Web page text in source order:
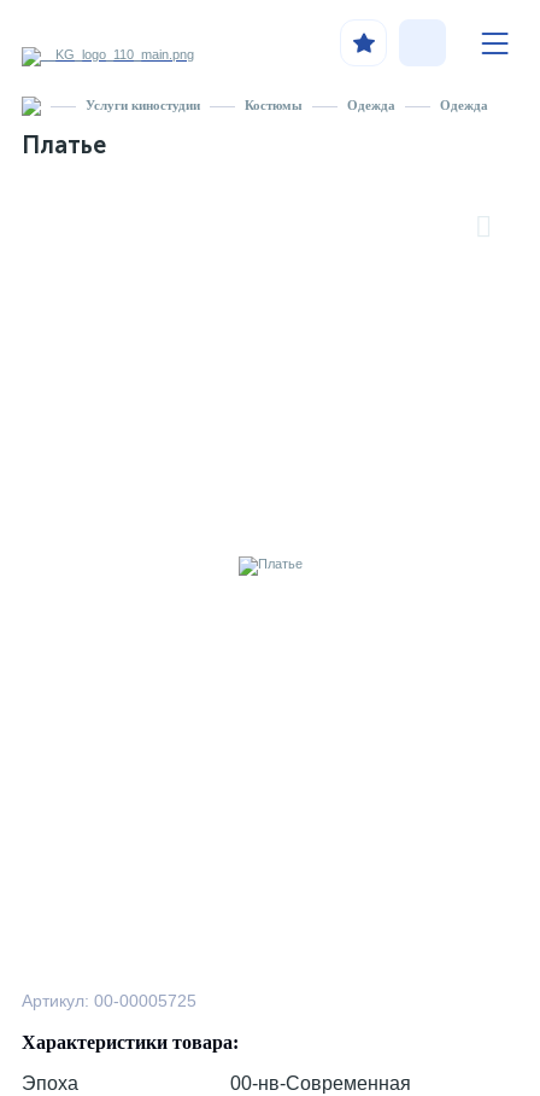
Услуги киностудии Костюмы Одежда Одежда
Платье
Артикул: 00-00005725
Характеристики товара:
Эпоха
00-нв-Современная